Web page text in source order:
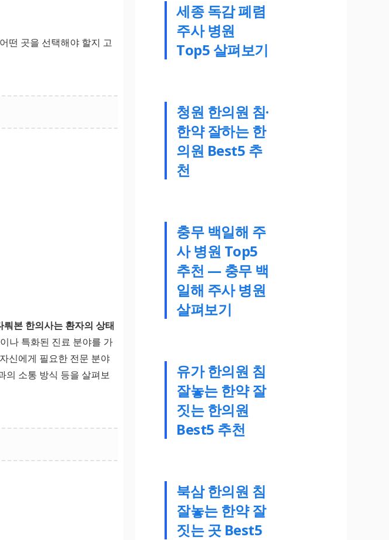
떤 곳을 선택해야 할지 고
본 한의사는 환자의 상태
나 특화된 진료 분야를 가
신에게 필요한 전문 분야
의 소통 방식 등을 살펴보
세종 독감 폐렴
주사 병원
Top5 살펴보기
청원 한의원 침·
한약 잘하는 한
의원 Best5 추
천
충무 백일해 주
사 병원 Top5
추천 — 충무 백
일해 주사 병원
살펴보기
유가 한의원 침
잘놓는 한약 잘
짓는 한의원
Best5 추천
북삼 한의원 침
잘놓는 한약 잘
짓는 곳 Best5